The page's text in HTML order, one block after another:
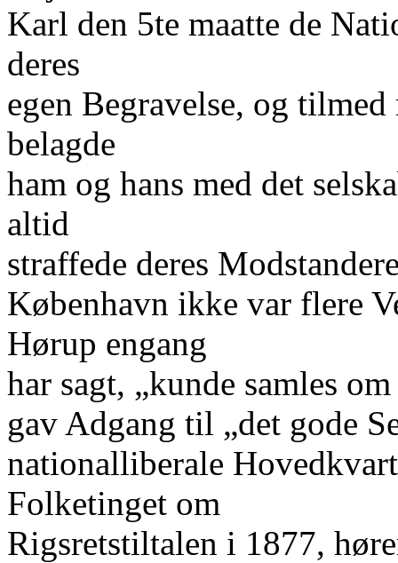
Karl den 5te maatte de
deres
egen Begravelse, og
belagde
ham og hans med det
altid
straffede deres
København ikke var flere
Hørup engang
har sagt, „kunde samles
gav Adgang til „det gode
nationalliberale
Folketinget om
Rigsretstiltalen i 1877,